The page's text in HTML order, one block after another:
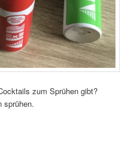
zum Sprühen gibt?
sprühen.